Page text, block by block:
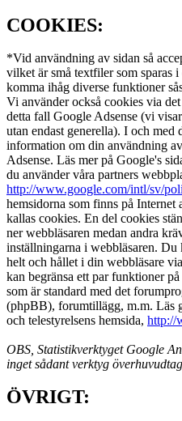
COOKIES:
*Vid användning av sidan så
vilket är små textfiler som sparas
komma ihåg diverse funktioner
Vi använder också cookies via
detta fall Google Adsense (vi
utan endast generella). I och med
information om din användning
Adsense. Läs mer på Google's
du använder våra partners
http://www.google.com/intl/sv/
hemsidorna som finns på Internet
kallas cookies. En del cookies
ner webbläsaren medan andra
inställningarna i webbläsaren. Du
helt och hållet i din webbläsare
kan begränsa ett par funktioner
som är standard med det
(phpBB), forumtillägg, m.m. Läs
och telestyrelsens hemsida, http://
OBS, Statistikverktyget Google
inget sådant verktyg
ÖVRIGT: